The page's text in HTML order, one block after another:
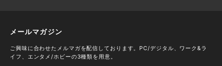
メールマガジン
ご興味に合わせたメルマガを配信しております。PC/デジタル、ワーク&ラ
イフ、エンタメ/ホビーの3種類を用意。